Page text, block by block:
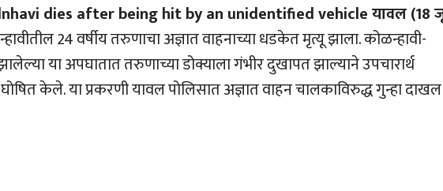
dies after being hit by an unidentified vehicle यावल (18
24 वर्षीय तरुणाचा अज्ञात वाहनाच्या धडकेत मृत्यू झाला. कोळन्हावी-
झालेल्या या अपघातात तरुणाच्या डोक्याला गंभीर दुखापत झाल्याने उपचारार्थ
केले. या प्रकरणी यावल पोलिसात अज्ञात वाहन चालकाविरुद्ध गुन्हा दाखल